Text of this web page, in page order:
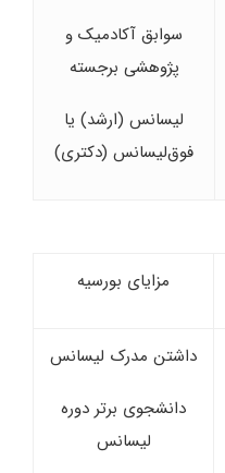
سوابق آکادمیک و
پژوهشی برجسته
لیسانس (ارشد) یا
فوق‌‌لیسانس (دکتری)
مزایای بورسیه
داشتن مدرک لیسانس
دانشجوی برتر دوره
لیسانس